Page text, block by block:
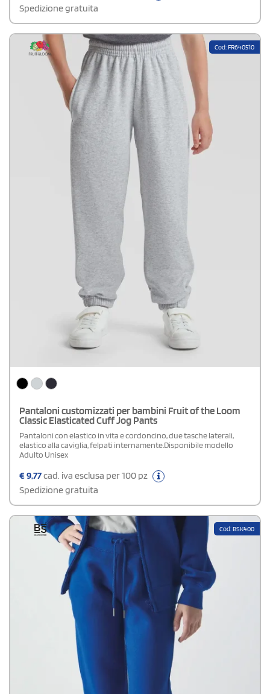
Spedizione gratuita
Cod: FR640510
Pantaloni customizzati per bambini Fruit of the Loom
Classic Elasticated Cuff Jog Pants
Pantaloni con elastico in vita e cordoncino, due tasche laterali,
elastico alla caviglia, felpati internamente.Disponibile modello
Adulto Unisex
€9,77cad. iva esclusa per 100 pz
Spedizione gratuita
Cod: BSK400